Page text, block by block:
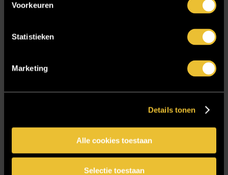
Voorkeuren
Statistieken
Marketing
Details tonen
Alle cookies toestaan
Selectie toestaan
CAPTCHA